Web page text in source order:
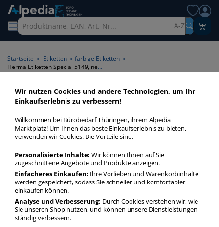
A-Z
Startseite » Etiketten » farbige Etiketten »
Herma Etiketten Special 5149, neonorange, 210x297mm, rechteckig
Wir nutzen Cookies und andere Technologien, um Ihr
Einkaufserlebnis zu verbessern!
Willkommen bei Bürobedarf Thüringen, ihrem Alpedia
Marktplatz! Um Ihnen das beste Einkaufserlebnis zu bieten,
verwenden wir Cookies. Die Vorteile sind:
Personalisierte Inhalte: Wir können Ihnen auf Sie
zugeschnittene Angebote und Produkte anzeigen.
Einfacheres Einkaufen: Ihre Vorlieben und Warenkorbinhalte
werden gespeichert, sodass Sie schneller und komfortabler
einkaufen können.
Analyse und Verbesserung: Durch Cookies verstehen wir, wie
Sie unseren Shop nutzen, und können unsere Dienstleistungen
ständig verbessern.